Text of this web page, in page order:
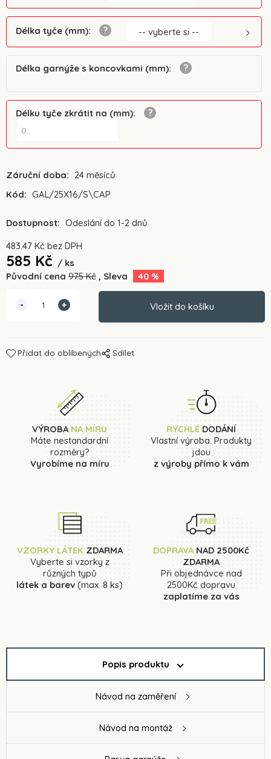
Délka tyče (mm): -- vyberte si --
Délka garnýže s koncovkami (mm):
Délku tyče zkrátit na (mm):
Záruční doba: 24 měsíců
Kód: GAL/25X16/S\CAP
Dostupnost: Odeslání do 1-2 dnů
483.47 Kč bez DPH
585 Kč
ks
Původní cena 975Kč Sleva 40 %
Přidat do oblíbených Sdílet
VÝROBA NA MÍRU
Máte nestandardní
rozměry?
Vyrobíme na míru
RYCHLÉDODÁNÍ
Vlastní výroba. Produkty
jdou
z výroby přímo k vám
VZORKY LÁTEK ZDARMA
Vyberte si vzorky z
různých typů
látek a barev (max. 8 ks)
DOPRAVANAD 2500Kč
ZDARMA
Při objednávce nad
2500Kč dopravu
zaplatíme za vás
Popis produktu
Návod na zaměření
Návod na montáž